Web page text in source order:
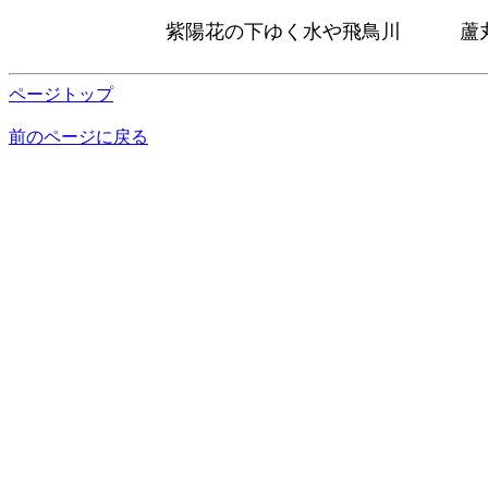
紫陽花の下ゆく水や飛鳥川 蘆
ページトップ
前のページに戻る